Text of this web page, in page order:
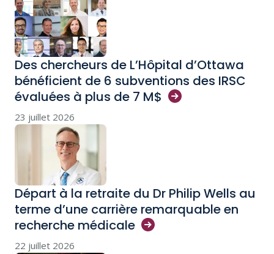
Des chercheurs de L’Hôpital d’Ottawa
bénéficient de 6 subventions des IRSC
évaluées à plus de 7 M$
23 juillet 2026
Départ à la retraite du Dr Philip Wells au
terme d’une carrière remarquable en
recherche médicale
22 juillet 2026